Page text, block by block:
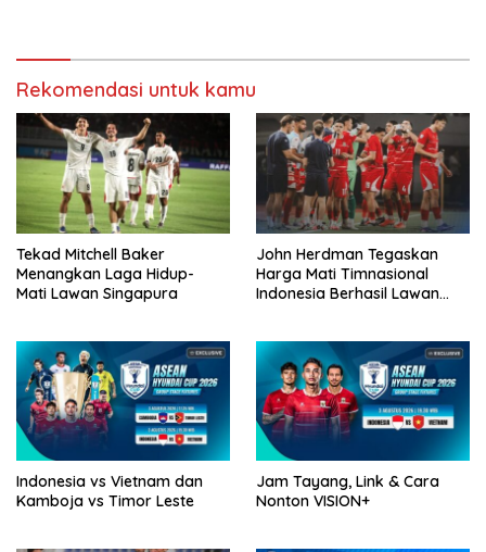
Rekomendasi untuk kamu
Tekad Mitchell Baker
Menangkan Laga Hidup-
Mati Lawan Singapura
John Herdman Tegaskan
Harga Mati Timnasional
Indonesia Berhasil Lawan
Indonesia vs Vietnam dan
Kamboja vs Timor Leste
Jam Tayang, Link & Cara
Nonton VISION+